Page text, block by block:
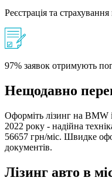
Реєстрація та
97% заявок отримують
Нещодавно
Оформіть лізинг на
2022 року - надійна
56657 грн/міс. Швидке
документів.
Лізинг авто в